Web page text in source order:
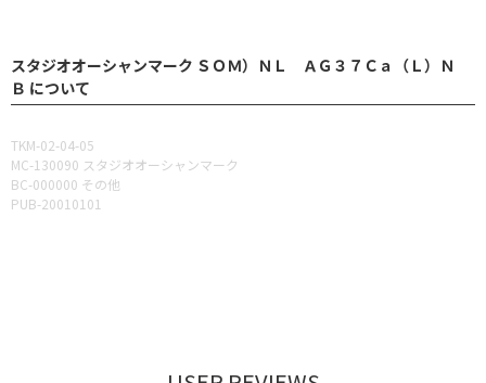
スタジオオーシャンマーク ＳＯＭ）ＮＬ ＡＧ３７Ｃａ（Ｌ）Ｎ
Ｂ について
TKM-02-04-05
MC-130090 スタジオオーシャンマーク
BC-000000 その他
PUB-20010101